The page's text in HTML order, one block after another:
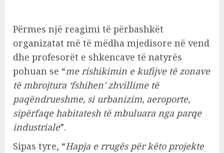
Përmes një reagimi të përbashkët
organizatat më të mëdha mjedisore në vend
dhe profesorët e shkencave të natyrës
pohuan se “me rishikimin e kufijve të zonave
të mbrojtura ‘fshihen’ zhvillime të
paqëndrueshme, si urbanizim, aeroporte,
sipërfaqe habitatesh të mbuluara nga parqe
industriale”.
Sipas tyre, “Hapja e rrugës për këto projekte